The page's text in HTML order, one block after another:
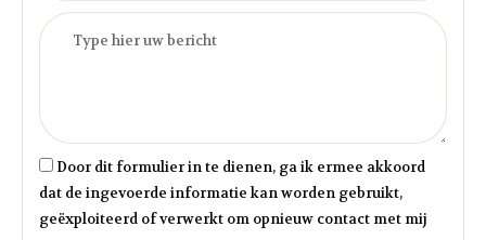
Door dit formulier in te dienen, ga ik ermee akkoord
dat de ingevoerde informatie kan worden gebruikt,
geëxploiteerd of verwerkt om opnieuw contact met mij